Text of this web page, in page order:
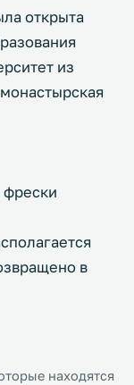
открыта
из
фрески
в
находятся